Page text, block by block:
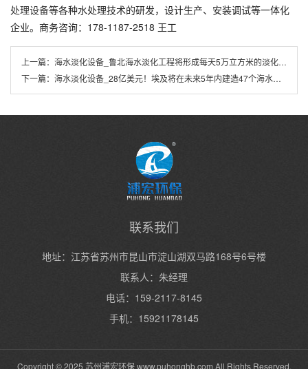
处理设备等各种水处理技术的研发，设计生产、安装调试等一体化
企业。商务咨询：178-1187-2518 王工
上一篇： 海水淡化设备_鲁北海水淡化工程将形成每天5万立方米的淡化规模
下一篇： 海水淡化设备_28亿美元！埃及将在未来5年内建造47个海水淡化厂
联系我们
地址：江苏省苏州市昆山市淀山湖双马路168号6号楼
联系人：朱经理
电话：159-2117-8145
手机：15921178145
Copyright © 2025 苏州浦宏环保www.puhonghb.com All Rights Reserved.